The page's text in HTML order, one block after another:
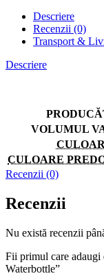
Descriere
Recenzii (0)
Transport &
Descriere
VOLUMUL
CULOARE
Recenzii (0)
Recenzii
Nu există recenzii
Fii primul care adaugi
Waterbottle”